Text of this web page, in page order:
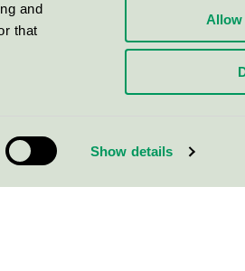
and
that
Show details
Allow